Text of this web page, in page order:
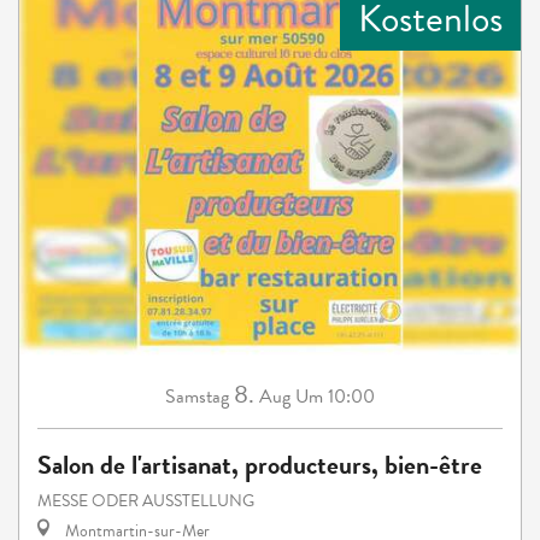
Kostenlos
Samstag 8. Aug Um 10:00
Salon de l'artisanat, producteurs, bien-être
MESSE ODER AUSSTELLUNG
Montmartin-sur-Mer